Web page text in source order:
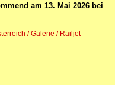
am 13. Mai 2026 bei
/ Galerie / Railjet